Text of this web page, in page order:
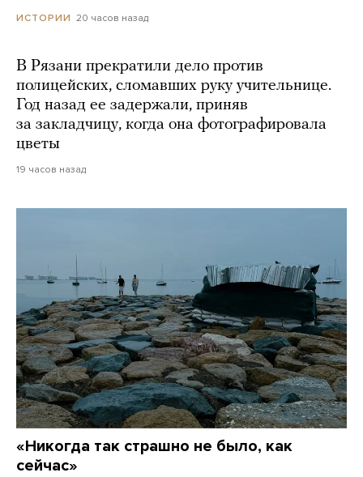
ИСТОРИИ 20 часов назад
В Рязани прекратили дело против
полицейских, сломавших руку учительнице.
Год назад ее задержали, приняв
за закладчицу, когда она фотографировала
цветы
19 часов назад
«Никогда так страшно не было, как
сейчас»